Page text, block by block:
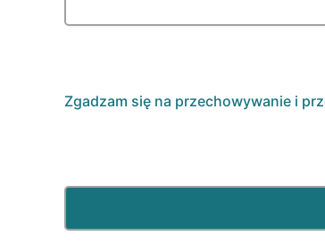
Zgadzam się na przechowywanie i